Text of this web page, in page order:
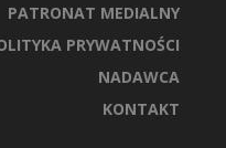
PATRONAT MEDIALNY
PRYWATNOŚCI
NADAWCA
KONTAKT